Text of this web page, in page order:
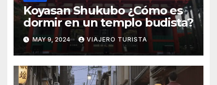
Koyasan Shukubo ¿Cómo es
dormir en un templo budista?
MAY 9, 2024 VIAJERO TURISTA